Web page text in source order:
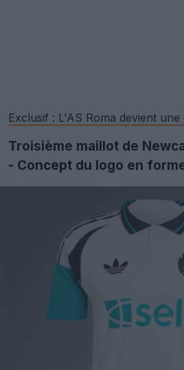
Exclusif : L'AS Roma devient
Troisième maillot de
- Concept du logo en